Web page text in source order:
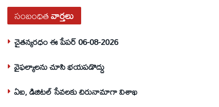
సంబంధితవార్తలు
చైతన్యరధం ఈ పేపర్ 06-08-2026
వైఫల్యాలను చూసి భయపడొద్దు
ఏఐ, డిజిటల్ సేవలకు చిరునామాగా విశాఖ